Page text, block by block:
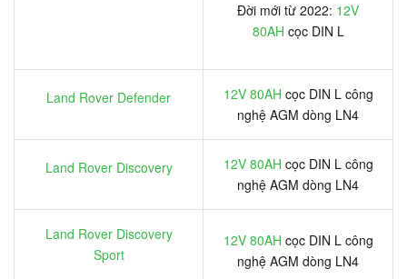
Đời mới từ 2022: 12V
80AH cọc DIN L
Land Rover Defender 12V 80AH cọc DIN L công
nghệ AGM dòng LN4
Land Rover Discovery 12V 80AH cọc DIN L công
nghệ AGM dòng LN4
Land Rover Discovery
Sport
12V 80AH cọc DIN L công
nghệ AGM dòng LN4